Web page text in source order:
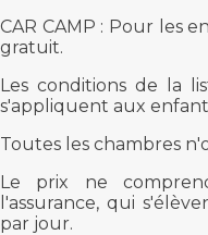
CAR CAMP : Pour les
gratuit.
Les conditions de la
s'appliquent aux
Toutes les chambres
Le prix ne
l'assurance, qui
par jour.